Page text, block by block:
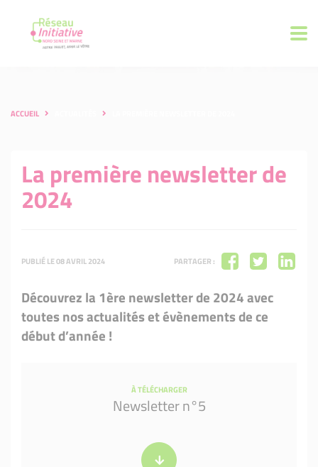
ACCUEIL
La première newsletter de
2024
PUBLIÉ LE 08 AVRIL 2024 PARTAGER :
Découvrez la 1ère newsletter de 2024 avec
toutes nos actualités et évènements de ce
début d’année !
À TÉLÉCHARGER
Newsletter n°5